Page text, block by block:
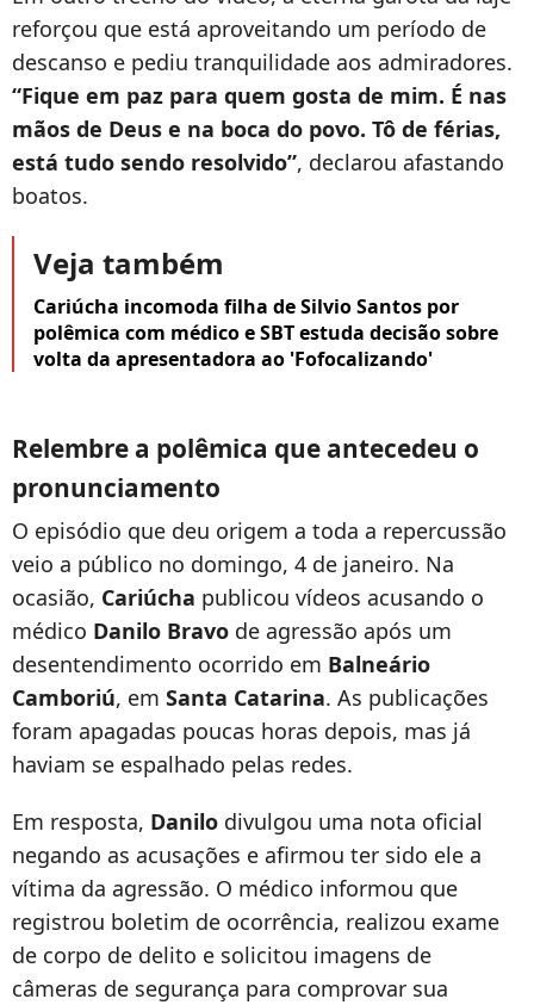
reforçou que está aproveitando um período de
descanso e pediu tranquilidade aos admiradores.
“Fique em paz para quem gosta de mim. É nas
mãos de Deus e na boca do povo. Tô de férias,
está tudo sendo resolvido”, declarou afastando
boatos.
Veja também
Cariúcha incomoda filha de Silvio Santos por
polêmica com médico e SBT estuda decisão sobre
volta da apresentadora ao 'Fofocalizando'
Relembre a polêmica que antecedeu o
pronunciamento
O episódio que deu origem a toda a repercussão
veio a público no domingo, 4 de janeiro. Na
ocasião, Cariúcha publicou vídeos acusando o
médico Danilo Bravo de agressão após um
desentendimento ocorrido em Balneário
Camboriú, em Santa Catarina. As publicações
foram apagadas poucas horas depois, mas já
haviam se espalhado pelas redes.
Em resposta, Danilo divulgou uma nota oficial
negando as acusações e afirmou ter sido ele a
vítima da agressão. O médico informou que
registrou boletim de ocorrência, realizou exame
de corpo de delito e solicitou imagens de
câmeras de segurança para comprovar sua